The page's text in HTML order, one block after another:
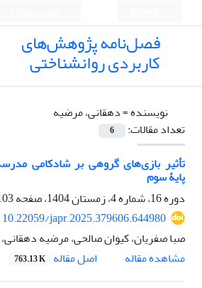
فصل‌نامه پژوهش‌های
کاربردی روانشناختی
نویسنده =دهقانی، مرضیه
تعداد مقالات:
6
تأثیر بازی‌های گروهی بر شادکامی
پایۀ سوم
دوره 16، شماره 4، زمستان 1404، صفحه
118
10.22059/japr.2025.379606.644980
صبا صفریان، کیوان صالحی، مرضیه
مشاهده مقاله
اصل مقاله 763.13 K